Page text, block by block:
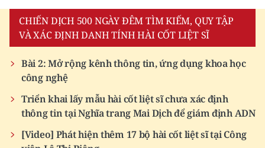
CHIẾN DỊCH 500 NGÀY ĐÊM TÌM KIẾM, QUY TẬP
VÀ XÁC ĐỊNH DANH TÍNH HÀI CỐT LIỆT SĨ
Bài 2: Mở rộng kênh thông tin, ứng dụng khoa học
công nghệ
Triển khai lấy mẫu hài cốt liệt sĩ chưa xác định
thông tin tại Nghĩa trang Mai Dịch để giám định ADN
[Video] Phát hiện thêm 17 bộ hài cốt liệt sĩ tại Công